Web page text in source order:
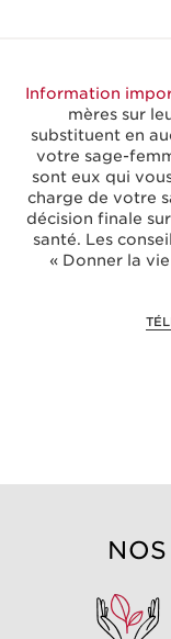
Information
mères sur
substituent en
votre sage-
sont eux qui
charge de votre
décision finale
santé. Les
« Donner la